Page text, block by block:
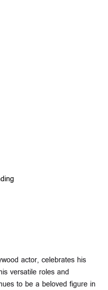
actor, celebrates his
versatile roles and
to be a beloved figure in